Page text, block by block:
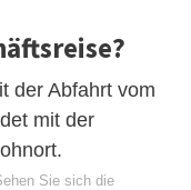
der Abfahrt vom
mit der
Sie sich die